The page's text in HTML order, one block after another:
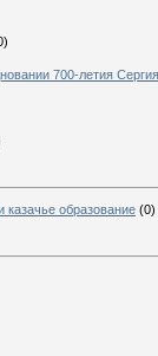
700-летия
казачье образование (0)